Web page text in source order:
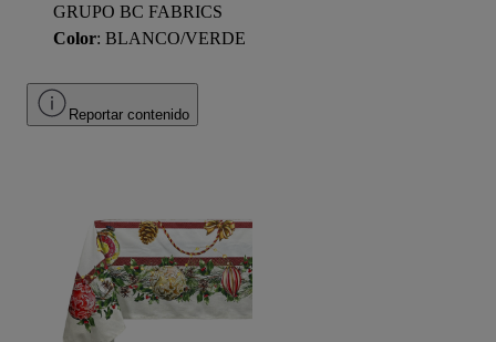
GRUPO BC FABRICS
Color: BLANCO/VERDE
Reportar contenido